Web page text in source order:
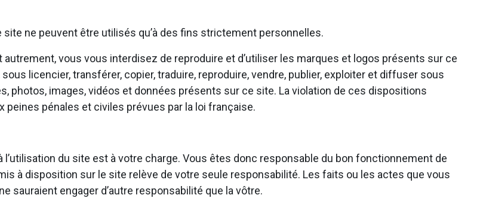
ne peuvent être utilisés qu’à des fins strictement personnelles.
vous vous interdisez de reproduire et d’utiliser les marques et logos présents sur ce
licencier, transférer, copier, traduire, reproduire, vendre, publier, exploiter et diffuser sous
photos, images, vidéos et données présents sur ce site. La violation de ces dispositions
pénales et civiles prévues par la loi française.
du site est à votre charge. Vous êtes donc responsable du bon fonctionnement de
à disposition sur le site relève de votre seule responsabilité. Les faits ou les actes que vous
sauraient engager d’autre responsabilité que la vôtre.